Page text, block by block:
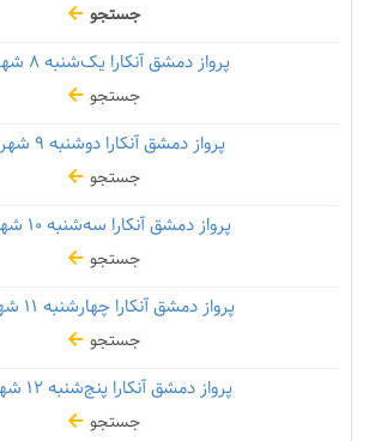
جستجو
پرواز دمشق آنکارا یک‌شنبه
جستجو
پرواز دمشق آنکارا دوشنبه
جستجو
پرواز دمشق آنکارا سه‌شنبه
جستجو
پرواز دمشق آنکارا چهارشنبه
جستجو
پرواز دمشق آنکارا پنج‌شنبه
جستجو